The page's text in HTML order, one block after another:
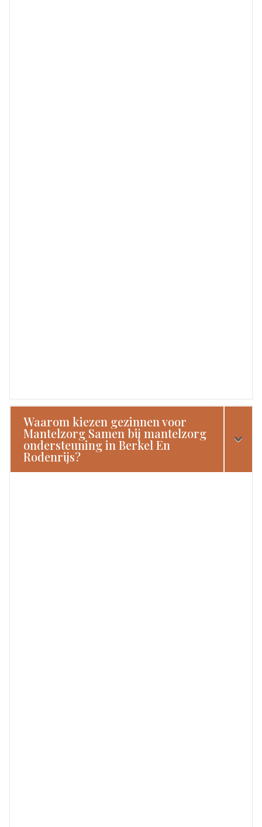
Waarom kiezen gezinnen voor
Mantelzorg Samen bij mantelzorg
ondersteuning in Berkel En
Rodenrijs?